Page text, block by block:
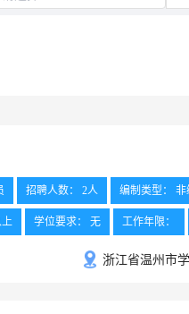
招聘人数： 2人 编制类型： 非
学位要求： 无 工作年限：
浙江省温州市